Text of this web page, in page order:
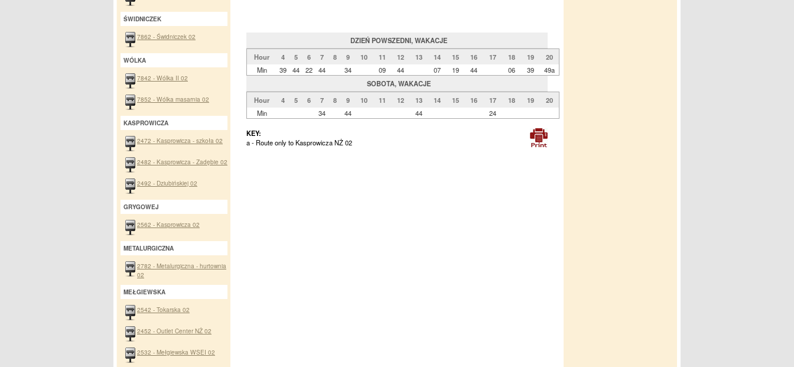
DZIEŃ POWSZEDNI, WAKACJE
Hour
4 5 6 7 8 9 10 11 12 13 14 15 16 17 18 19
20
Min
39 44 22 44 34 09 44 07 19 44 06 39
49a
SOBOTA, WAKACJE
Hour
4 5 6 7 8 9 10 11 12 13 14 15 16 17 18 19
20
Min
34 44 44 24
KEY:
a - Route only to Kasprowicza NŻ 02
ŚWIDNICZEK
7862 - Świdniczek 02
WÓLKA
7842 - Wólka II 02
7852 - Wólka masarnia 02
KASPROWICZA
2472 - Kasprowicza - szkoła 02
2482 - Kasprowicza - Zadębie 02
2492 - Dziubińskiej 02
GRYGOWEJ
2562 - Kasprowicza 02
METALURGICZNA
2782 - Metalurgiczna - hurtownia
02
MEŁGIEWSKA
2542 - Tokarska 02
2452 - Outlet Center NŻ 02
2532 - Mełgiewska WSEI 02